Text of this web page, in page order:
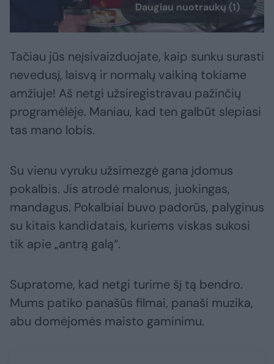
Daugiau nuotraukų (1)
Tačiau jūs neįsivaizduojate, kaip sunku surasti
nevedusį, laisvą ir normalų vaikiną tokiame
amžiuje! Aš netgi užsiregistravau pažinčių
programėlėje. Maniau, kad ten galbūt slepiasi
tas mano lobis.
Su vienu vyruku užsimezgė gana įdomus
pokalbis. Jis atrodė malonus, juokingas,
mandagus. Pokalbiai buvo padorūs, palyginus
su kitais kandidatais, kuriems viskas sukosi
tik apie „antrą galą“.
Supratome, kad netgi turime šį tą bendro.
Mums patiko panašūs filmai, panaši muzika,
abu domėjomės maisto gaminimu.